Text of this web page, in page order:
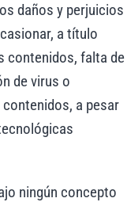
daños y perjuicios
a título
contenidos, falta de
de virus o
a pesar
ningún concepto